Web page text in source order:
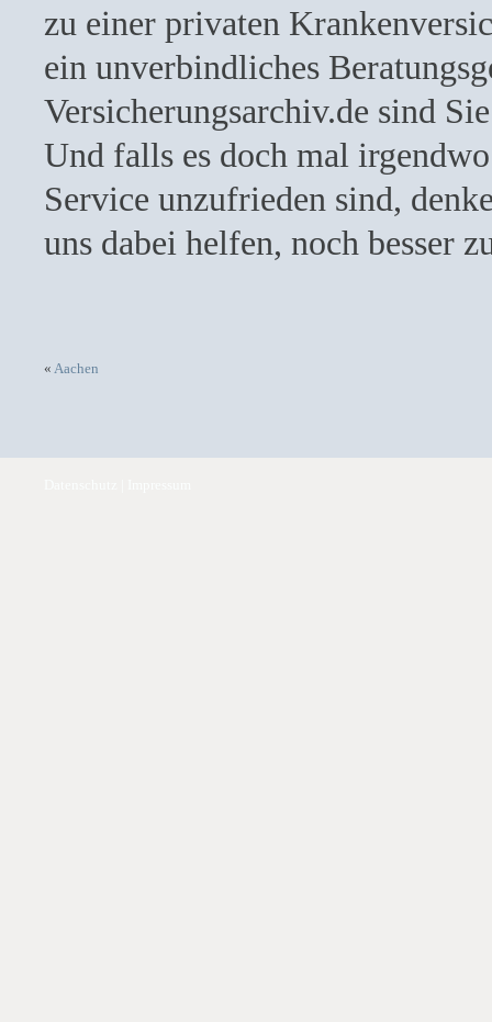
zu einer privaten
ein unverbindliches
Versicherungsarchiv.de sind
Und falls es doch mal
Service unzufrieden sind,
uns dabei helfen, noch besser
« Aachen